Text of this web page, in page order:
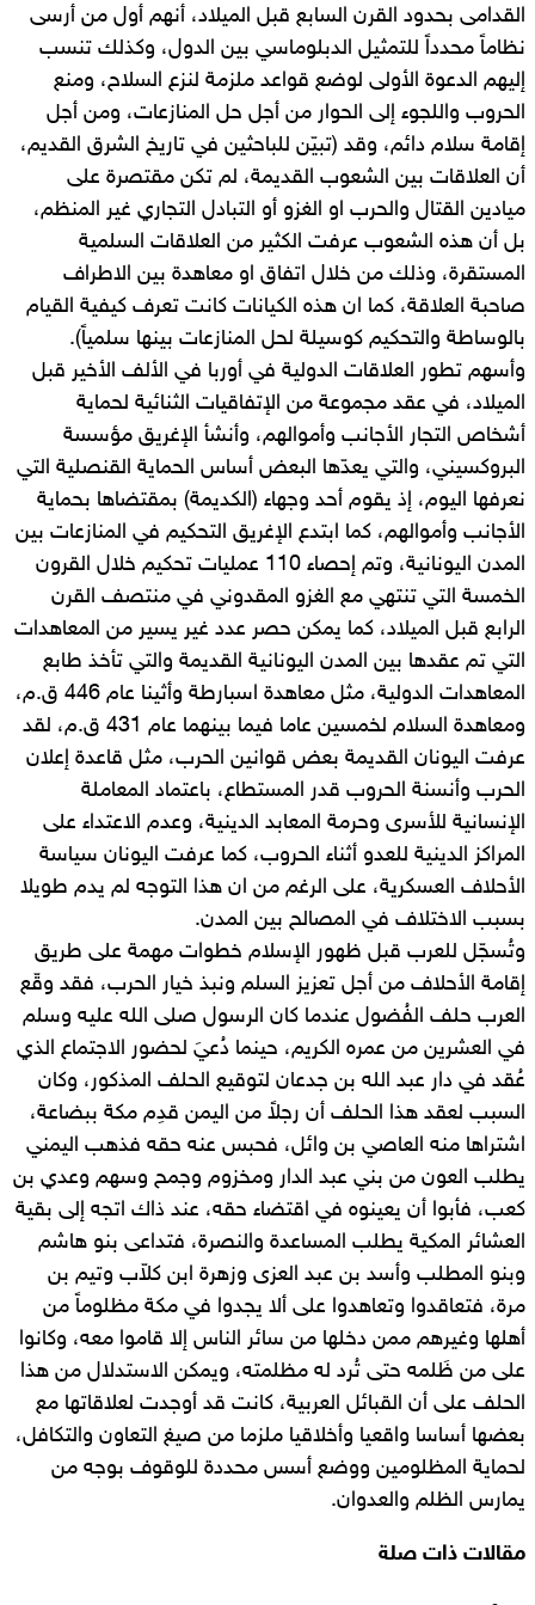
القدامى بحدود القرن السابع قبل الميلاد، أنهم أول من أرسى
نظاماً محدداً للتمثيل الدبلوماسي بين الدول، وكذلك تنسب
إليهم الدعوة الأولى لوضع قواعد ملزمة لنزع السلاح، ومنع
الحروب واللجوء إلى الحوار من أجل حل المنازعات، ومن أجل
إقامة سلام دائم، وقد (تبيّن للباحثين في تاريخ الشرق القديم،
أن العلاقات بين الشعوب القديمة، لم تكن مقتصرة على
ميادين القتال والحرب او الغزو أو التبادل التجاري غير المنظم،
بل أن هذه الشعوب عرفت الكثير من العلاقات السلمية
المستقرة، وذلك من خلال اتفاق او معاهدة بين الاطراف
صاحبة العلاقة، كما ان هذه الكيانات كانت تعرف كيفية القيام
بالوساطة والتحكيم كوسيلة لحل المنازعات بينها سلمياً).
وأسهم تطور العلاقات الدولية في أوربا في الألف الأخير قبل
الميلاد، في عقد مجموعة من الإتفاقيات الثنائية لحماية
أشخاص التجار الأجانب وأموالهم، وأنشأ الإغريق مؤسسة
البروكسيني، والتي يعدّها البعض أساس الحماية القنصلية التي
نعرفها اليوم، إذ يقوم أحد وجهاء (الكديمة) بمقتضاها بحماية
الأجانب وأموالهم، كما ابتدع الإغريق التحكيم في المنازعات بين
المدن اليونانية، وتم إحصاء 110 عمليات تحكيم خلال القرون
الخمسة التي تنتهي مع الغزو المقدوني في منتصف القرن
الرابع قبل الميلاد، كما يمكن حصر عدد غير يسير من المعاهدات
التي تم عقدها بين المدن اليونانية القديمة والتي تأخذ طابع
المعاهدات الدولية، مثل معاهدة اسبارطة وأثينا عام 446 ق.م،
ومعاهدة السلام لخمسين عاما فيما بينهما عام 431 ق.م، لقد
عرفت اليونان القديمة بعض قوانين الحرب، مثل قاعدة إعلان
الحرب وأنسنة الحروب قدر المستطاع، باعتماد المعاملة
الإنسانية للأسرى وحرمة المعابد الدينية، وعدم الاعتداء على
المراكز الدينية للعدو أثناء الحروب، كما عرفت اليونان سياسة
الأحلاف العسكرية، على الرغم من ان هذا التوجه لم يدم طويلا
بسبب الاختلاف في المصالح بين المدن.
وتُسجّل للعرب قبل ظهور الإسلام خطوات مهمة على طريق
إقامة الأحلاف من أجل تعزيز السلم ونبذ خيار الحرب، فقد وقّع
العرب حلف الفُضول عندما كان الرسول صلى الله عليه وسلم
في العشرين من عمره الكريم، حينما دُعيَ لحضور الاجتماع الذي
عُقد في دار عبد الله بن جدعان لتوقيع الحلف المذكور، وكان
السبب لعقد هذا الحلف أن رجلاً من اليمن قدِم مكة ببضاعة،
اشتراها منه العاصي بن وائل، فحبس عنه حقه فذهب اليمني
يطلب العون من بني عبد الدار ومخزوم وجمح وسهم وعدي بن
كعب، فأبوا أن يعينوه في اقتضاء حقه، عند ذاك اتجه إلى بقية
العشائر المكية يطلب المساعدة والنصرة، فتداعى بنو هاشم
وبنو المطلب وأسد بن عبد العزى وزهرة ابن كلاّب وتيم بن
مرة، فتعاقدوا وتعاهدوا على ألا يجدوا في مكة مظلوماً من
أهلها وغيرهم ممن دخلها من سائر الناس إلا قاموا معه، وكانوا
على من ظَلمه حتى تُرد له مظلمته، ويمكن الاستدلال من هذا
الحلف على أن القبائل العربية، كانت قد أوجدت لعلاقاتها مع
بعضها أساسا واقعيا وأخلاقيا ملزما من صيغ التعاون والتكافل،
لحماية المظلومين ووضع أسس محددة للوقوف بوجه من
يمارس الظلم والعدوان.
مقالات ذات صلة